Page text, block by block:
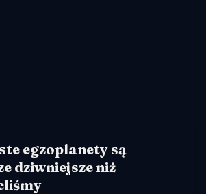
egzoplanety są
dziwniejsze niż